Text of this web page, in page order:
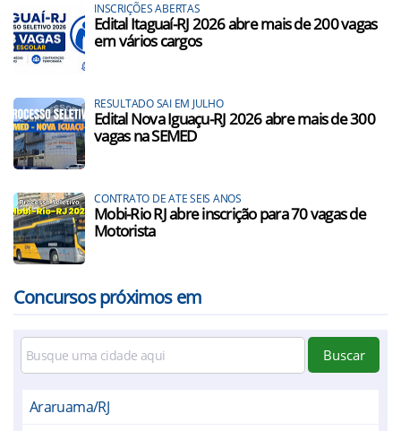
INSCRIÇÕES ABERTAS
Edital Itaguaí-RJ 2026 abre mais de 200 vagas
em vários cargos
RESULTADO SAI EM JULHO
Edital Nova Iguaçu-RJ 2026 abre mais de 300
vagas na SEMED
CONTRATO DE ATE SEIS ANOS
Mobi-Rio RJ abre inscrição para 70 vagas de
Motorista
Concursos próximos em
Buscar
Araruama/RJ